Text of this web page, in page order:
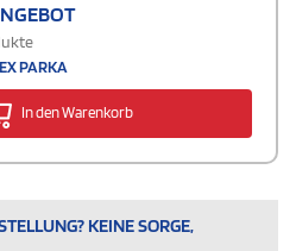
PARKA
In den Warenkorb
KEINE SORGE,